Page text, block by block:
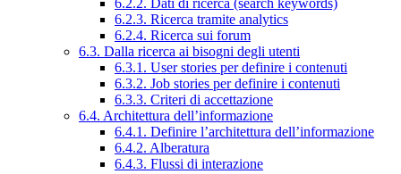
6.2.2. Dati di ricerca (search keywords)
6.2.3. Ricerca tramite analytics
6.2.4. Ricerca sui forum
6.3. Dalla ricerca ai bisogni degli utenti
6.3.1. User stories per definire i contenuti
6.3.2. Job stories per definire i contenuti
6.3.3. Criteri di accettazione
6.4. Architettura dell’informazione
6.4.1. Definire l’architettura dell’informazione
6.4.2. Alberatura
6.4.3. Flussi di interazione